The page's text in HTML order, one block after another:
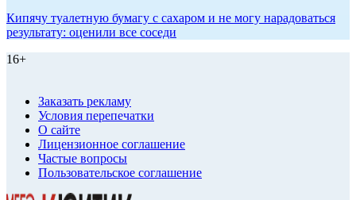
Кипячу туалетную бумагу с сахаром и не могу нарадоваться
результату: оценили все соседи
16+
Заказать рекламу
Условия перепечатки
О сайте
Лицензионное соглашение
Частые вопросы
Пользовательское соглашение